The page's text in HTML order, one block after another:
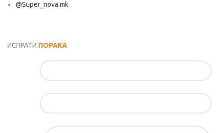
@Super_nova.mk
ИСПРАТИ ПОРАКА